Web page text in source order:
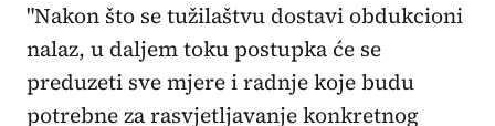
"Nakon što se tužilaštvu dostavi obdukcioni
nalaz, u daljem toku postupka će se
preduzeti sve mjere i radnje koje budu
potrebne za rasvjetljavanje konkretnog